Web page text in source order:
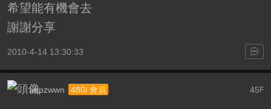
希望能有機會去
謝謝分享
2010-4-14 13:30:33
45 F
aqpzwwn 480i 會員